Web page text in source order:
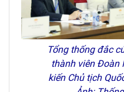
Tổng thống đắc
thành viên Đoàn
kiến Chủ tịch